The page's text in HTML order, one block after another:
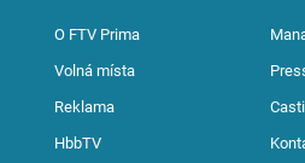
O FTV Prima
Volná místa
Reklama
HbbTV